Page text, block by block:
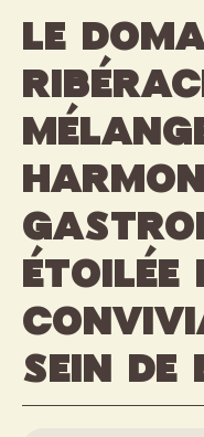
Le
étoilée
sein de